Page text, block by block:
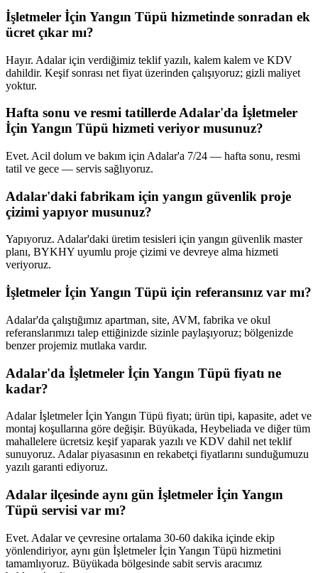
İşletmeler İçin Yangın Tüpü hizmetinde sonradan ek
ücret çıkar mı?
Hayır. Adalar için verdiğimiz teklif yazılı, kalem kalem ve KDV
dahildir. Keşif sonrası net fiyat üzerinden çalışıyoruz; gizli maliyet
yoktur.
Hafta sonu ve resmi tatillerde Adalar'da İşletmeler
İçin Yangın Tüpü hizmeti veriyor musunuz?
Evet. Acil dolum ve bakım için Adalar'a 7/24 — hafta sonu, resmi
tatil ve gece — servis sağlıyoruz.
Adalar'daki fabrikam için yangın güvenlik proje
çizimi yapıyor musunuz?
Yapıyoruz. Adalar'daki üretim tesisleri için yangın güvenlik master
planı, BYKHY uyumlu proje çizimi ve devreye alma hizmeti
veriyoruz.
İşletmeler İçin Yangın Tüpü için referansınız var mı?
Adalar'da çalıştığımız apartman, site, AVM, fabrika ve okul
referanslarımızı talep ettiğinizde sizinle paylaşıyoruz; bölgenizde
benzer projemiz mutlaka vardır.
Adalar'da İşletmeler İçin Yangın Tüpü fiyatı ne
kadar?
Adalar İşletmeler İçin Yangın Tüpü fiyatı; ürün tipi, kapasite, adet ve
montaj koşullarına göre değişir. Büyükada, Heybeliada ve diğer tüm
mahallelere ücretsiz keşif yaparak yazılı ve KDV dahil net teklif
sunuyoruz. Adalar piyasasının en rekabetçi fiyatlarını sunduğumuzu
yazılı garanti ediyoruz.
Adalar ilçesinde aynı gün İşletmeler İçin Yangın
Tüpü servisi var mı?
Evet. Adalar ve çevresine ortalama 30-60 dakika içinde ekip
yönlendiriyor, aynı gün İşletmeler İçin Yangın Tüpü hizmetini
tamamlıyoruz. Büyükada bölgesinde sabit servis aracımız